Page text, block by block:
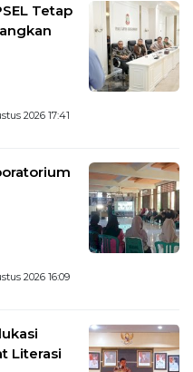
Tetap
2026 17:41
2026 16:09
Literasi